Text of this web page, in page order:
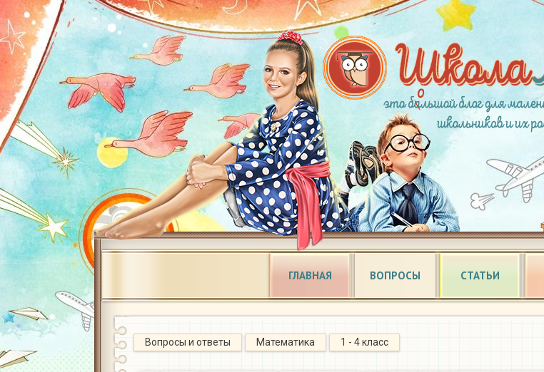
ГЛАВНАЯ ВОПРОСЫ СТАТЬИ
Вопросы и ответы Математика 1 - 4 класс